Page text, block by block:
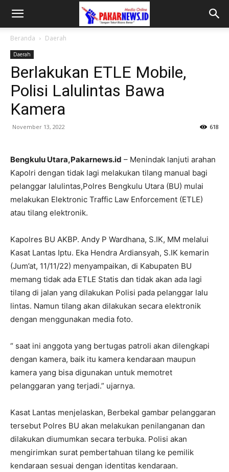
Beranda Daerah
Daerah
Berlakukan ETLE Mobile,
Polisi Lalulintas Bawa
Kamera
November 13, 2022 618
Bengkulu Utara,Pakarnews.id – Menindak lanjuti arahan
Kapolri dengan tidak lagi melakukan tilang manual bagi
pelanggar lalulintas,Polres Bengkulu Utara (BU) mulai
melakukan Elektronic Traffic Law Enforcement (ETLE)
atau tilang elektronik.
Kapolres BU AKBP. Andy P Wardhana, S.IK, MM melalui
Kasat Lantas Iptu. Eka Hendra Ardiansyah, S.IK kemarin
(Jum’at, 11/11/22) menyampaikan, di Kabupaten BU
memang tidak ada ETLE Statis dan tidak akan ada lagi
tilang di jalan yang dilakukan Polisi pada pelanggar lalu
lintas. Namun tilang akan dilakukan secara elektronik
dengan menggunakan media foto.
“ saat ini anggota yang bertugas patroli akan dilengkapi
dengan kamera, baik itu kamera kendaraan maupun
kamera yang bisa digunakan untuk memotret
pelanggaran yang terjadi.” ujarnya.
Kasat Lantas menjelaskan, Berbekal gambar pelanggaran
tersebut Polres BU akan melakukan penilanganan dan
dilakukan diumumkan secara terbuka. Polisi akan
mengirimkan surat pembertahuan tilang ke pemilik
kendaraan sesuai dengan identitas kendaraan.